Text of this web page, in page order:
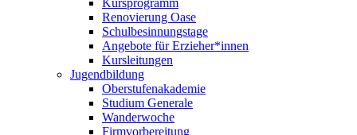
Kursprogramm
Renovierung Oase
Schulbesinnungstage
Angebote für Erzieher*innen
Kursleitungen
Jugendbildung
Oberstufenakademie
Studium Generale
Wanderwoche
Firmvorbereitung